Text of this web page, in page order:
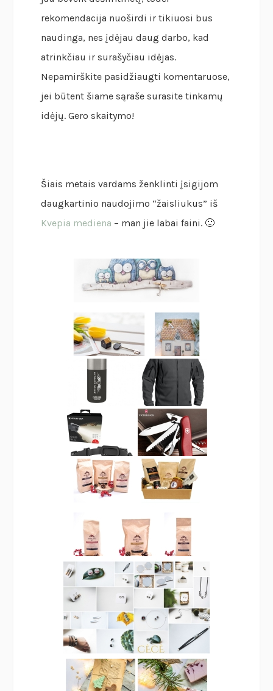
rekomendacija nuoširdi ir tikiuosi bus
naudinga, nes įdėjau daug darbo, kad
atrinkčiau ir surašyčiau idėjas.
Nepamirškite pasidžiaugti komentaruose,
jei būtent šiame sąraše surasite tinkamų
idėjų. Gero skaitymo!
Šiais metais vardams ženklinti įsigijom
daugkartinio naudojimo “žaisliukus” iš
Kvepia mediena – man jie labai faini. 🙂